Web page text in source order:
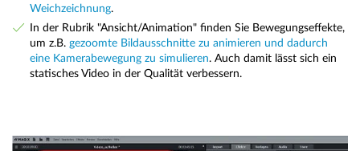
Weichzeichnung.
In der Rubrik "Ansicht/Animation" finden Sie Bewegungseffekte,
um z.B. gezoomte Bildausschnitte zu animieren und dadurch
eine Kamerabewegung zu simulieren. Auch damit lässt sich ein
statisches Video in der Qualität verbessern.